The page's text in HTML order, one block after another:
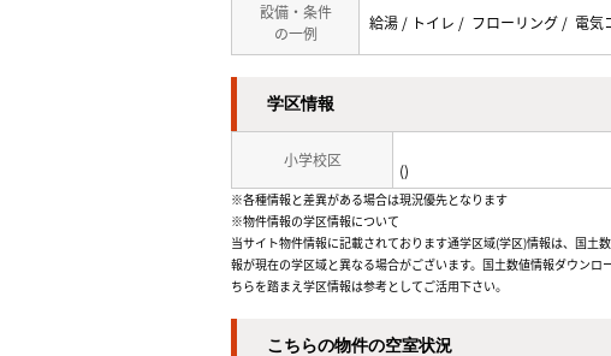
設備・条件
の一例
給湯 / トイレ / フローリング / 電気
学区情報
小学校区
()
※各種情報と差異がある場合は現況優先となります
※物件情報の学区情報について
当サイト物件情報に記載されております通学区域(学区)情報は、国
報が現在の学区域と異なる場合がございます。国土数値情報ダウン
ちらを踏まえ学区情報は参考としてご活用下さい。
こちらの物件の空室状況